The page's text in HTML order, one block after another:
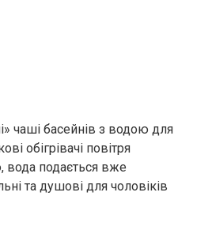
чаші басейнів з водою для
обігрівачі повітря
вода подається вже
та душові для чоловіків